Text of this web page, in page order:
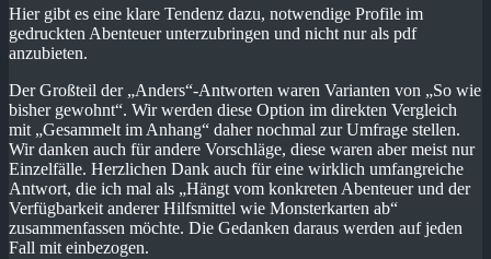
Hier gibt es eine klare Tendenz dazu, notwendige Profile im
gedruckten Abenteuer unterzubringen und nicht nur als pdf
anzubieten.
Der Großteil der „Anders“-Antworten waren Varianten von „So wie
bisher gewohnt“. Wir werden diese Option im direkten Vergleich
mit „Gesammelt im Anhang“ daher nochmal zur Umfrage stellen.
Wir danken auch für andere Vorschläge, diese waren aber meist nur
Einzelfälle. Herzlichen Dank auch für eine wirklich umfangreiche
Antwort, die ich mal als „Hängt vom konkreten Abenteuer und der
Verfügbarkeit anderer Hilfsmittel wie Monsterkarten ab“
zusammenfassen möchte. Die Gedanken daraus werden auf jeden
Fall mit einbezogen.